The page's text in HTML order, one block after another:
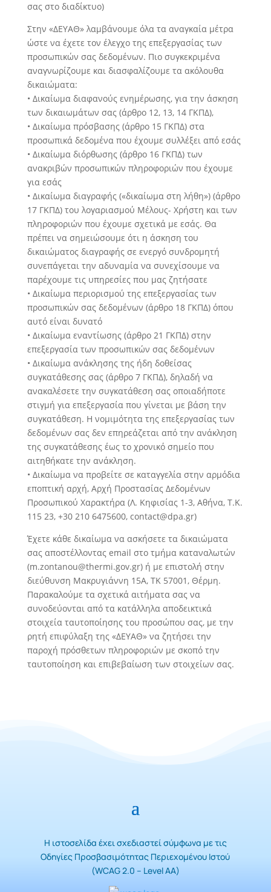
σας στο διαδίκτυο)
Στην «ΔΕΥΑΘ» λαμβάνουμε όλα τα αναγκαία μέτρα
ώστε να έχετε τον έλεγχο της επεξεργασίας των
προσωπικών σας δεδομένων. Πιο συγκεκριμένα
αναγνωρίζουμε και διασφαλίζουμε τα ακόλουθα
δικαιώματα:
• Δικαίωμα διαφανούς ενημέρωσης, για την άσκηση
των δικαιωμάτων σας (άρθρο 12, 13, 14 ΓΚΠΔ),
• Δικαίωμα πρόσβασης (άρθρο 15 ΓΚΠΔ) στα
προσωπικά δεδομένα που έχουμε συλλέξει από εσάς
• Δικαίωμα διόρθωσης (άρθρο 16 ΓΚΠΔ) των
ανακριβών προσωπικών πληροφοριών που έχουμε
για εσάς
• Δικαίωμα διαγραφής («δικαίωμα στη λήθη») (άρθρο
17 ΓΚΠΔ) του λογαριασμού Μέλους- Χρήστη και των
πληροφοριών που έχουμε σχετικά με εσάς. Θα
πρέπει να σημειώσουμε ότι η άσκηση του
δικαιώματος διαγραφής σε ενεργό συνδρομητή
συνεπάγεται την αδυναμία να συνεχίσουμε να
παρέχουμε τις υπηρεσίες που μας ζητήσατε
• Δικαίωμα περιορισμού της επεξεργασίας των
προσωπικών σας δεδομένων (άρθρο 18 ΓΚΠΔ) όπου
αυτό είναι δυνατό
• Δικαίωμα εναντίωσης (άρθρο 21 ΓΚΠΔ) στην
επεξεργασία των προσωπικών σας δεδομένων
• Δικαίωμα ανάκλησης της ήδη δοθείσας
συγκατάθεσης σας (άρθρο 7 ΓΚΠΔ), δηλαδή να
ανακαλέσετε την συγκατάθεση σας οποιαδήποτε
στιγμή για επεξεργασία που γίνεται με βάση την
συγκατάθεση. Η νομιμότητα της επεξεργασίας των
δεδομένων σας δεν επηρεάζεται από την ανάκληση
της συγκατάθεσης έως το χρονικό σημείο που
αιτηθήκατε την ανάκληση.
• Δικαίωμα να προβείτε σε καταγγελία στην αρμόδια
εποπτική αρχή, Αρχή Προστασίας Δεδομένων
Προσωπικού Χαρακτήρα (Λ. Κηφισίας 1-3, Αθήνα, Τ.Κ.
115 23, +30 210 6475600, contact@dpa.gr)
Έχετε κάθε δικαίωμα να ασκήσετε τα δικαιώματα
σας αποστέλλοντας email στο τμήμα καταναλωτών
(m.zontanou@thermi.gov.gr) ή με επιστολή στην
διεύθυνση Μακρυγιάννη 15Α, ΤΚ 57001, Θέρμη.
Παρακαλούμε τα σχετικά αιτήματα σας να
συνοδεύονται από τα κατάλληλα αποδεικτικά
στοιχεία ταυτοποίησης του προσώπου σας, με την
ρητή επιφύλαξη της «ΔΕΥΑΘ» να ζητήσει την
παροχή πρόσθετων πληροφοριών με σκοπό την
ταυτοποίηση και επιβεβαίωση των στοιχείων σας.
Η ιστοσελίδα έχει σχεδιαστεί σύμφωνα με τις
Οδηγίες Προσβασιμότητας Περιεχομένου Ιστού
(WCAG 2.0 – Level AA)